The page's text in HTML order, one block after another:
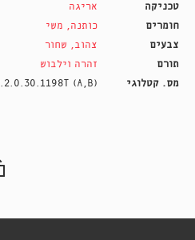
טכניקה
אריגה
חומרים
כותנה, משי
צבעים
צהוב, שחור
תורם
זהרה וילבוש
מס. קטלוגי
(A,B)